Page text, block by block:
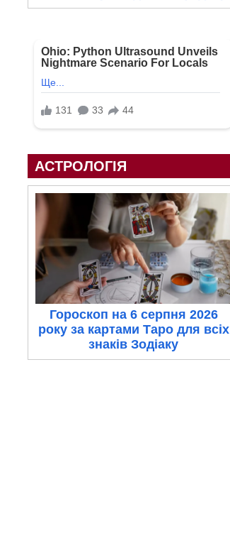
АСТРОЛОГІЯ
Гороскоп на 6 серпня 2026
року за картами Таро для всіх
знаків Зодіаку